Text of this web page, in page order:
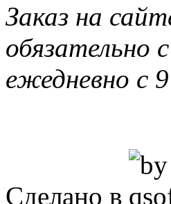
Заказ на
обязательно
ежедневно с
Сделано в